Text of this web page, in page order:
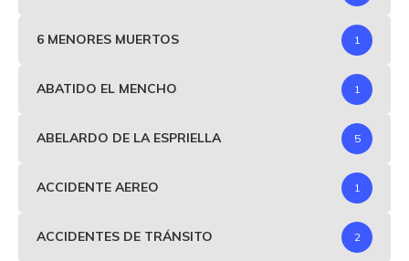
6 MENORES MUERTOS 1
ABATIDO EL MENCHO 1
ABELARDO DE LA ESPRIELLA 5
ACCIDENTE AEREO 1
ACCIDENTES DE TRÁNSITO 2